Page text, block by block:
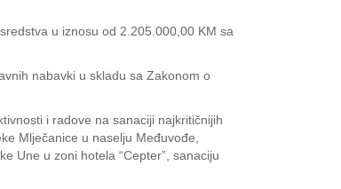
u iznosu od 2.205.000,00 KM sa
nabavki u skladu sa Zakonom o
i radove na sanaciji najkritičnijih
Mlječanice u naselju Međuvođe,
Une u zoni hotela “Cepter”, sanaciju